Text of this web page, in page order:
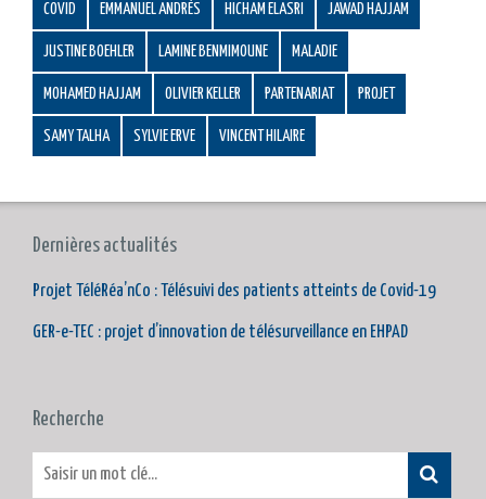
COVID EMMANUEL ANDRÈS HICHAM ELASRI JAWAD HAJJAM
JUSTINE BOEHLER LAMINE BENMIMOUNE MALADIE
MOHAMED HAJJAM OLIVIER KELLER PARTENARIAT PROJET
SAMY TALHA SYLVIE ERVE VINCENT HILAIRE
Dernières actualités
Projet TéléRéa’nCo : Télésuivi des patients atteints de Covid-19
GER-e-TEC : projet d’innovation de télésurveillance en EHPAD
Recherche